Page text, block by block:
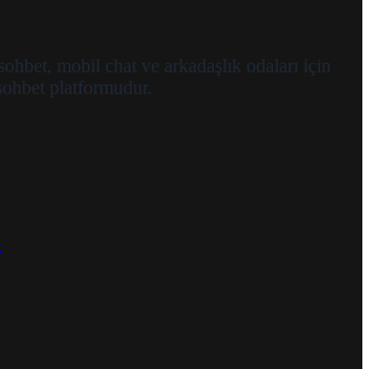
mobil chat ve arkadaşlık odaları için
platformudur.